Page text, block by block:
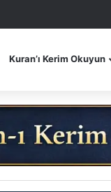
Kuran’ı Kerim Okuyun